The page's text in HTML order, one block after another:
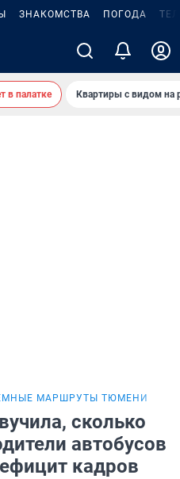
ЗНАКОМСТВА ПОГОДА
в палатке Квартиры с видом на
МАРШРУТЫ ТЮМЕНИ
сколько
автобусов
кадров